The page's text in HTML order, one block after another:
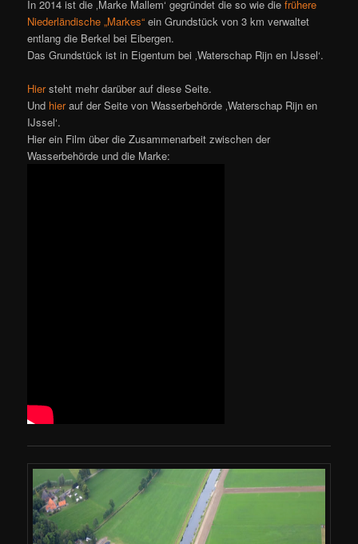
In 2014 ist die ‚Marke Mallem‘ gegründet die so wie diefrühere
Niederländische „Markes“ ein Grundstück von 3 km verwaltet
entlang die Berkel bei Eibergen.
Das Grundstück ist in Eigentum bei ‚Waterschap Rijn en IJssel‘.
Hiersteht mehr darüber auf diese Seite.
Und hierauf der Seite von Wasserbehörde ‚Waterschap Rijn en
IJssel‘.
Hier ein Film über die Zusammenarbeit zwischen der
Wasserbehörde und die Marke: